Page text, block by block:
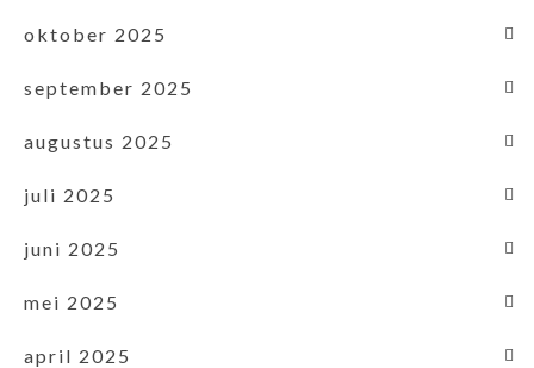
oktober 2025
september 2025
augustus 2025
juli 2025
juni 2025
mei 2025
april 2025